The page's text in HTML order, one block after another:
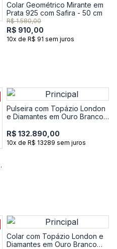
Colar Geométrico Mirante em
Prata 925 com Safira - 50 cm
R$ 1.580,00
R$ 910,00
10x de R$ 91 sem juros
Pulseira com Topázio London
e Diamantes em Ouro Branco
R$ 132.890,00
10x de R$ 13289 sem juros
Colar com Topázio London e
Diamantes em Ouro Branco